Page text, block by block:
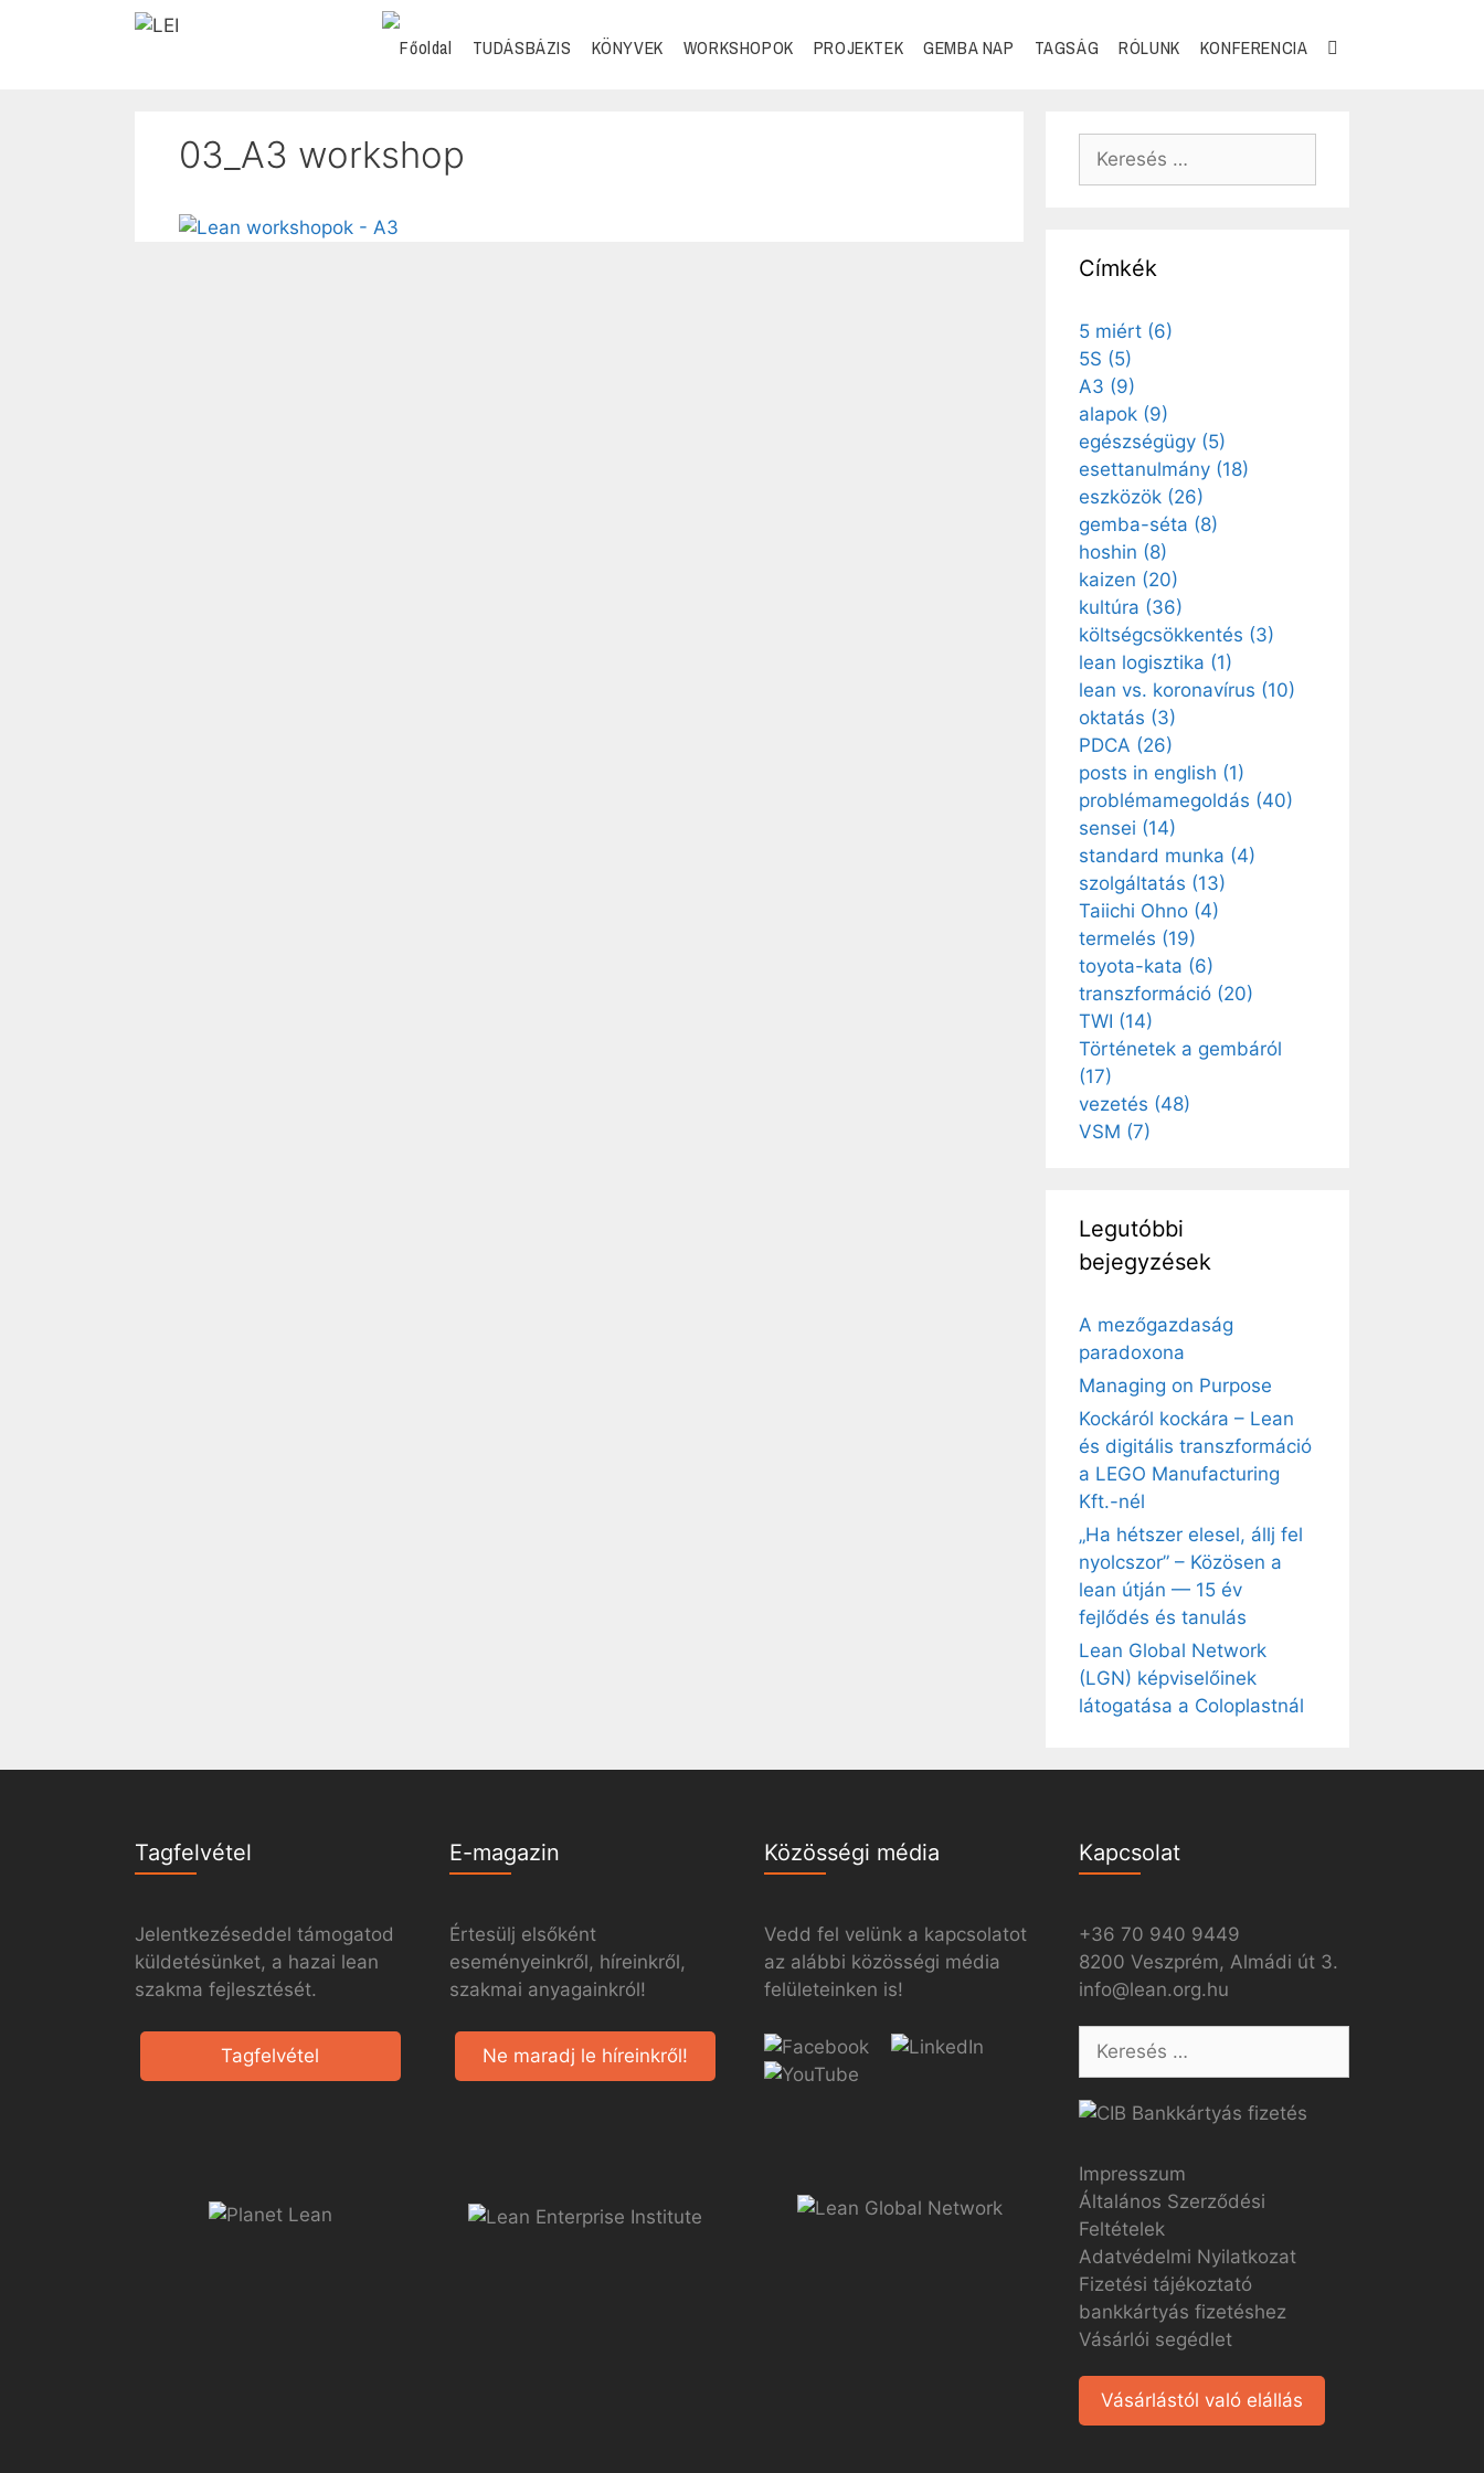
TUDÁSBÁZIS KÖNYVEK WORKSHOPOK PROJEKTEK GEMBA NAP TAGSÁG RÓLUNK KONFERENCIA
03_A3 workshop
Címkék
5 miért (6)
5S (5)
A3 (9)
alapok (9)
egészségügy (5)
esettanulmány (18)
eszközök (26)
gemba-séta (8)
hoshin (8)
kaizen (20)
kultúra (36)
költségcsökkentés (3)
lean logisztika (1)
lean vs. koronavírus (10)
oktatás (3)
PDCA (26)
posts in english (1)
problémamegoldás (40)
sensei (14)
standard munka (4)
szolgáltatás (13)
Taiichi Ohno (4)
termelés (19)
toyota-kata (6)
transzformáció (20)
TWI (14)
Történetek a gembáról
(17)
vezetés (48)
VSM (7)
Legutóbbi
bejegyzések
A mezőgazdaság
paradoxona
Managing on Purpose
Kockáról kockára – Lean
és digitális transzformáció
a LEGO Manufacturing
Kft.-nél
„Ha hétszer elesel, állj fel
nyolcszor” – Közösen a
lean útján — 15 év
fejlődés és tanulás
Lean Global Network
(LGN) képviselőinek
látogatása a Coloplastnál
Tagfelvétel
Jelentkezéseddel támogatod
küldetésünket, a hazai lean
szakma fejlesztését.
Tagfelvétel
E-magazin
Értesülj elsőként
eseményeinkről, híreinkről,
szakmai anyagainkról!
Ne maradj le híreinkről!
Közösségi média
Vedd fel velünk a kapcsolatot
az alábbi közösségi média
felületeinken is!
Kapcsolat
+36 70 940 9449
8200 Veszprém, Almádi út 3.
info@lean.org.hu
Impresszum
Általános Szerződési
Feltételek
Adatvédelmi Nyilatkozat
Fizetési tájékoztató
bankkártyás fizetéshez
Vásárlói segédlet
Vásárlástól való elállás